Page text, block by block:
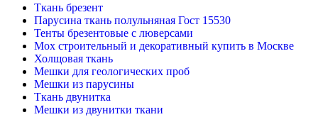
Ткань брезент
Парусина ткань полульняная Гост 15530
Тенты брезентовые с люверсами
Мох строительный и декоративный купить в Москве
Холщовая ткань
Мешки для геологических проб
Мешки из парусины
Ткань двунитка
Мешки из двунитки ткани